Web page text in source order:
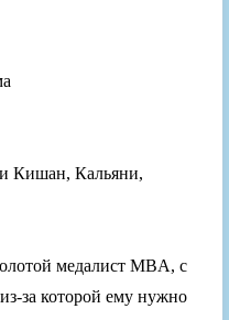
Кишан, Кальяни,
медалист MBA, с
за которой ему нужно